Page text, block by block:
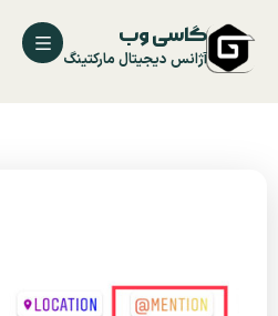
گاسی وب
آژانس دیجیتال مارکتینگ